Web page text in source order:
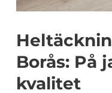
Borås: På
kvalitet